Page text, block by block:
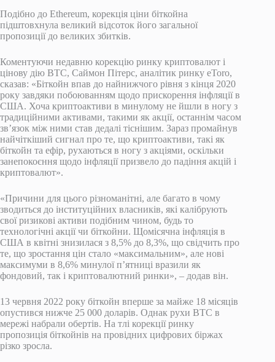
Подібно до Ethereum, корекція ціни біткойна
підштовхнула великий відсоток його загальної
пропозиції до великих збитків.
Коментуючи недавню корекцію ринку криптовалют і
цінову дію BTC, Саймон Пітерс, аналітик ринку eToro,
сказав: «Біткойн впав до найнижчого рівня з кінця 2020
року завдяки побоюванням щодо прискорення інфляції в
США. Хоча криптоактиви в минулому не йшли в ногу з
традиційними активами, такими як акції, останнім часом
зв’язок між ними став дедалі тіснішим. Зараз промайнув
найчіткіший сигнал про те, що криптоактиви, такі як
біткойн та ефір, рухаються в ногу з акціями, оскільки
занепокоєння щодо інфляції призвело до падіння акцій і
криптовалют».
«Причини для цього різноманітні, але багато в чому
зводиться до інституційних власників, які калібрують
свої ризикові активи подібним чином, будь то
технологічні акції чи біткойни. Щомісячна інфляція в
США в квітні знизилася з 8,5% до 8,3%, що свідчить про
те, що зростання цін стало «максимальним», але нові
максимуми в 8,6% минулої п’ятниці вразили як
фондовий, так і криптовалютний ринки», – додав він.
13 червня 2022 року біткойн вперше за майже 18 місяців
опустився нижче 25 000 доларів. Однак рухи BTC в
мережі набрали обертів. На тлі корекції ринку
пропозиція біткойнів на провідних цифрових біржах
різко зросла.